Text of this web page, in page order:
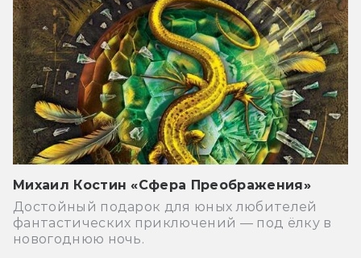
Михаил Костин «Сфера Преображения»
Достойный подарок для юных любителей
фантастических приключений — под ёлку в
новогоднюю ночь.